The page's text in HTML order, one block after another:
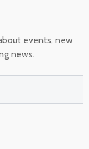
events, new
news.